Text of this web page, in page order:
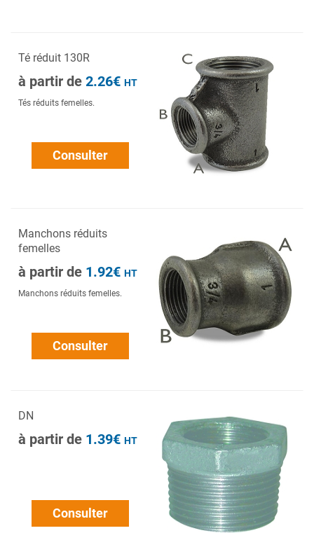
Té réduit 130R
à partir de 2.26€ HT
Tés réduits femelles.
Consulter
Manchons réduits
femelles
à partir de 1.92€ HT
Manchons réduits femelles.
Consulter
DN
à partir de 1.39€ HT
Consulter